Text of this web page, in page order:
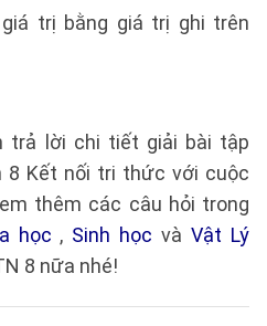
trị bằng giá trị ghi trên
trả lời chi tiết giải bài tập
8 Kết nối tri thức với cuộc
thêm các câu hỏi trong
học , Sinh học vàVật Lý
8 nữa nhé!